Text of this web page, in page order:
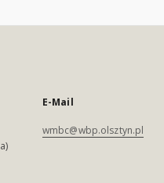
E-Mail
wmbc@wbp.olsztyn.pl